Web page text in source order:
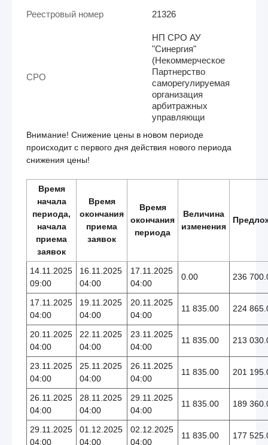
Реестровый номер 21326
СРО
НП СРО АУ
"Синергия"
(Некоммерческое
Партнерство
саморегулируемая
организация
арбитражных
управляющи
Внимание! Снижение цены в новом периоде
происходит с первого дня действия нового периода
снижения цены!
Время
начала
периода,
начала
приема
заявок
Время
окончания
приема
заявок
Время
окончания
периода
Величина
изменения
14.11.2025
09:00
16.11.2025
04:00
17.11.2025
04:00
0.00 236
17.11.2025
04:00
19.11.2025
04:00
20.11.2025
04:00
11 835.00 224
20.11.2025
04:00
22.11.2025
04:00
23.11.2025
04:00
11 835.00 213
23.11.2025
04:00
25.11.2025
04:00
26.11.2025
04:00
11 835.00 201
26.11.2025
04:00
28.11.2025
04:00
29.11.2025
04:00
11 835.00 189
29.11.2025
04:00
01.12.2025
04:00
02.12.2025
04:00
11 835.00 177